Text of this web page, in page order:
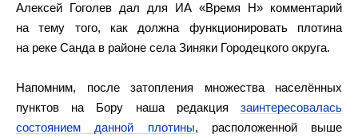
Алексей Гоголев дал для ИА «Время Н» комментарий
на тему того, как должна функционировать плотина
на реке Санда в районе села Зиняки Городецкого округа.
Напомним, после затопления множества населённых
пунктов на Бору наша редакция заинтересовалась
состоянием данной плотины, расположенной выше